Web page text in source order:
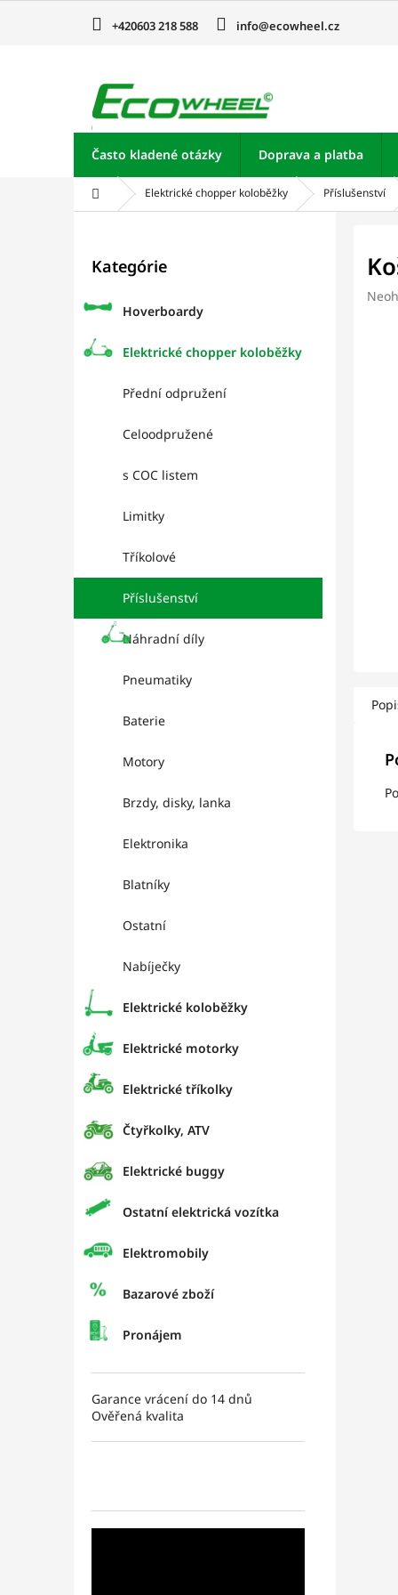
+420603 218 588 info@ecowheel.cz
Často kladené otázky Doprava a platba
Domov Elektrické chopper koloběžky Příslušenství
kategórie
Kategórie
Hoverboardy
Elektrické chopper koloběžky
Přední odpružení
Celoodpružené
s COC listem
Limitky
Tříkolové
Příslušenství
Náhradní díly
Pneumatiky
Baterie
Motory
Brzdy, disky, lanka
Elektronika
Blatníky
Ostatní
Nabíječky
Elektrické koloběžky
Elektrické motorky
Elektrické tříkolky
Čtyřkolky, ATV
Elektrické buggy
Ostatní elektrická vozítka
Elektromobily
Bazarové zboží
Pronájem
Garance vrácení do 14 dnů
Ověřená kvalita